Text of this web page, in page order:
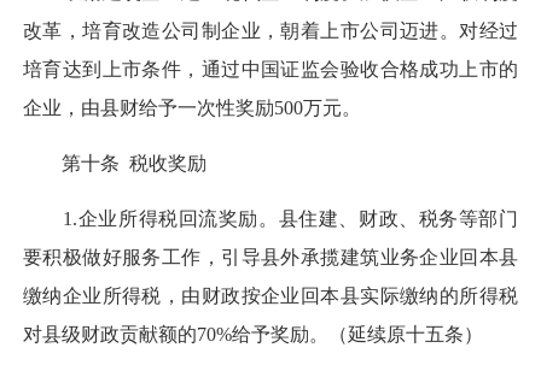
改革，培育改造公司制企业，朝着上市公司迈进。对经过
培育达到上市条件，通过中国证监会验收合格成功上市的
企业，由县财给予一次性奖励500万元。
第十条 税收奖励
1.企业所得税回流奖励。县住建、财政、税务等部门
要积极做好服务工作，引导县外承揽建筑业务企业回本县
缴纳企业所得税，由财政按企业回本县实际缴纳的所得税
对县级财政贡献额的70%给予奖励。（延续原十五条）